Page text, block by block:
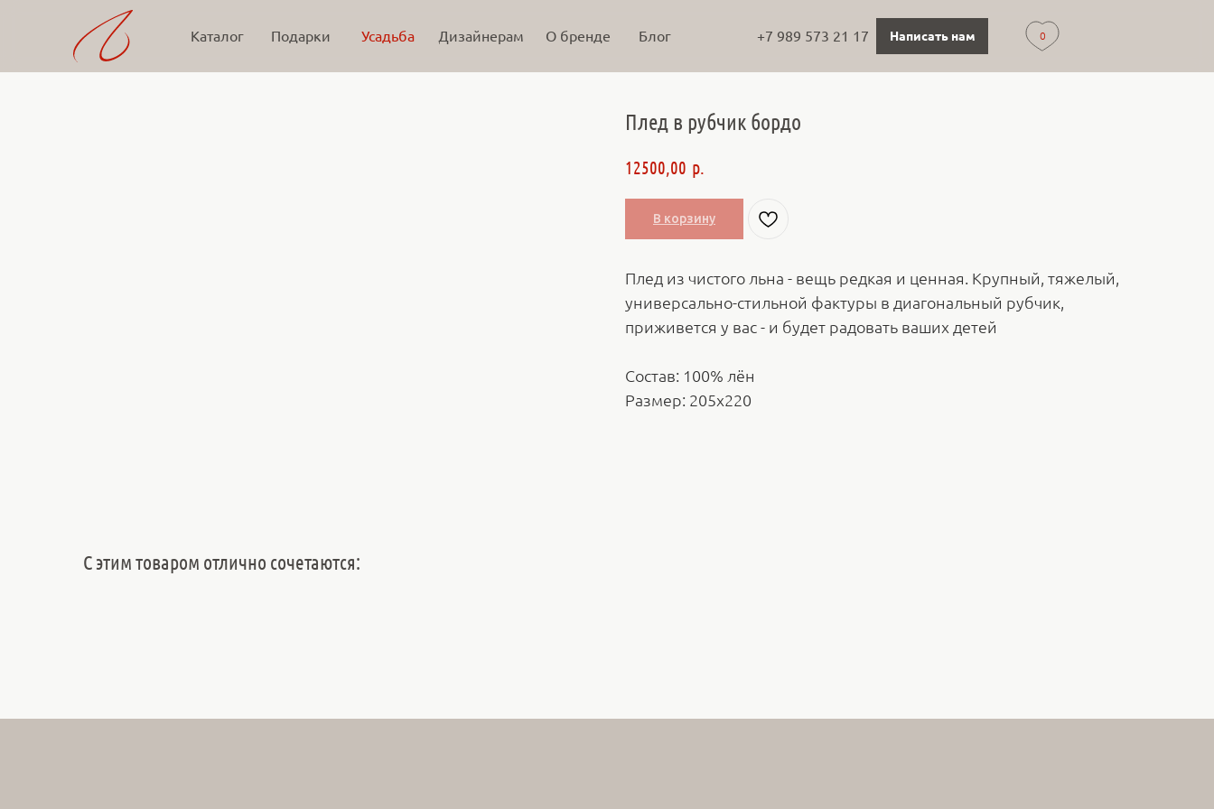
Написать нам
+7 989 573 21 17 0
О бренде
Дизайнерам
Усадьба
Каталог Подарки Блог
Плед в рубчик бордо
12500,00 р.
В корзину
Плед из чистого льна - вещь редкая и ценная. Крупный, тяжелый,
универсально-стильной фактуры в диагональный рубчик,
приживется у вас - и будет радовать ваших детей
Состав: 100% лён
Размер: 205х220
С этим товаром отлично сочетаются: